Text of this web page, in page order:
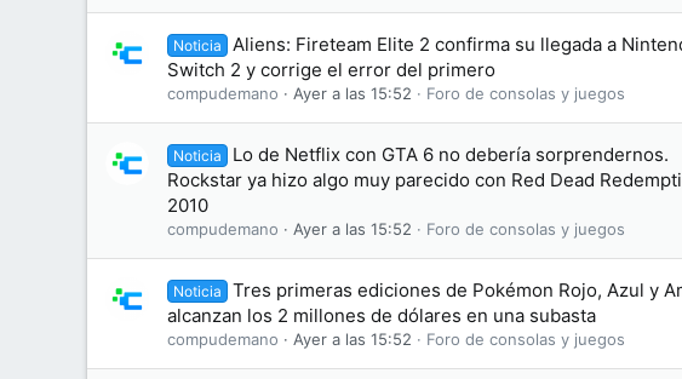
Noticia
Aliens: Fireteam Elite 2 confirma su llegada a
Switch 2 y corrige el error del primero
compudemano Ayer a las 15:52 Foro de consolas y juegos
Noticia
Lo de Netflix con GTA 6 no debería sorprendernos.
Rockstar ya hizo algo muy parecido con Red Dead
2010
compudemano Ayer a las 15:52 Foro de consolas y juegos
Noticia
Tres primeras ediciones de Pokémon Rojo, Azul y
alcanzan los 2 millones de dólares en una subasta
compudemano Ayer a las 15:52 Foro de consolas y juegos